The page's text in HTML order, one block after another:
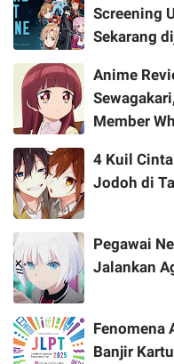
Screening
Sekarang
Anime
Member
4 Kuil
Jodoh di
Pegawai
Jalankan
Fenomena
Banjir